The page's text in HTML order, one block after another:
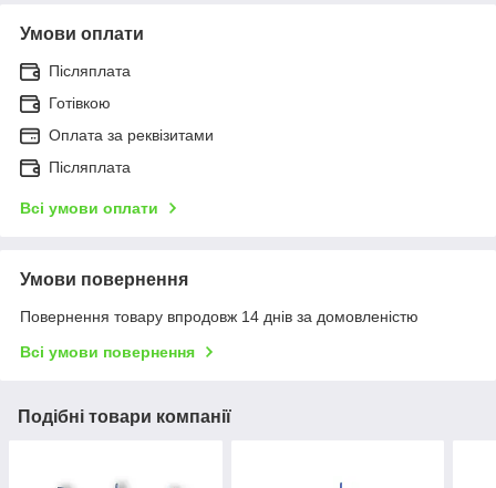
Умови оплати
Післяплата
Готівкою
Оплата за реквізитами
Післяплата
Всі умови оплати
Умови повернення
Повернення товару впродовж 14 днів за домовленістю
Всі умови повернення
Подібні товари компанії